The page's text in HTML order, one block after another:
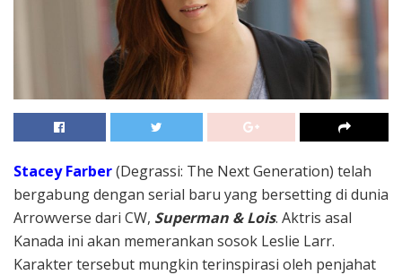
Stacey Farber(Degrassi: The Next Generation) telah
bergabung dengan serial baru yang bersetting di dunia
Arrowverse dari CW, Superman & Lois. Aktris asal
Kanada ini akan memerankan sosok Leslie Larr.
Karakter tersebut mungkin terinspirasi oleh penjahat